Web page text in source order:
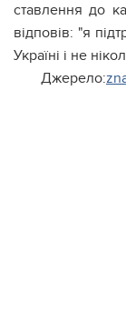
ставлення до
відповів: "я
Україні і не
Джерело: